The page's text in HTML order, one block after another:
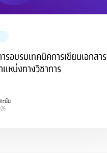
ารอบรมเทคนิคการเขียนเอกสาร
แหน่งทางวิชาการ
ะนัน